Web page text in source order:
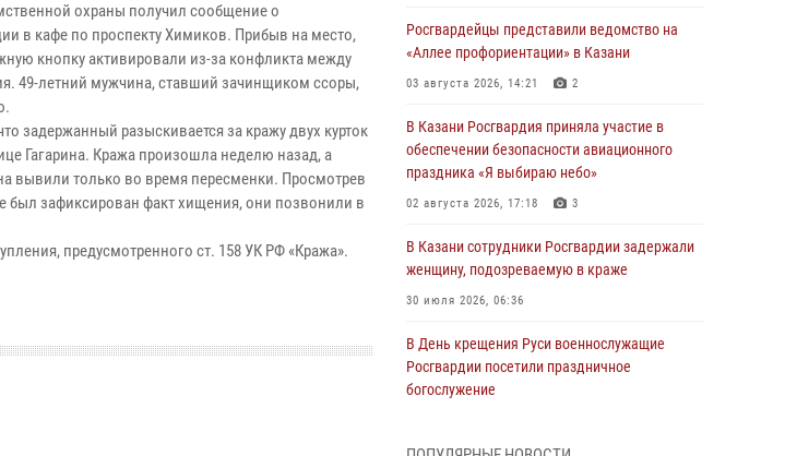
охраны получил сообщение о
в кафе по проспекту Химиков. Прибыв на место,
кнопку активировали из-за конфликта между
49-летний мужчина, ставший зачинщиком ссоры,
задержанный разыскивается за кражу двух курток
Гагарина. Кража произошла неделю назад, а
вывили только во время пересменки. Просмотрев
был зафиксирован факт хищения, они позвонили в
предусмотренного ст. 158 УК РФ «Кража».
Росгвардейцы представили ведомство на
«Аллее профориентации» в Казани
03 августа 2026, 14:21 2
В Казани Росгвардия приняла участие в
обеспечении безопасности авиационного
праздника «Я выбираю небо»
02 августа 2026, 17:18 3
В Казани сотрудники Росгвардии задержали
женщину, подозреваемую в краже
30 июля 2026, 06:36
В День крещения Руси военнослужащие
Росгвардии посетили праздничное
богослужение